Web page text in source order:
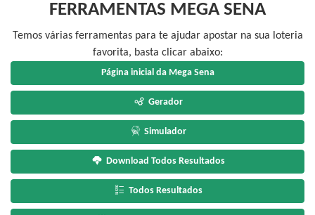
FERRAMENTAS MEGA SENA
Temos várias ferramentas para te ajudar apostar na sua loteria
favorita, basta clicar abaixo:
Página inicial da Mega Sena
Gerador
Simulador
Download Todos Resultados
Todos Resultados